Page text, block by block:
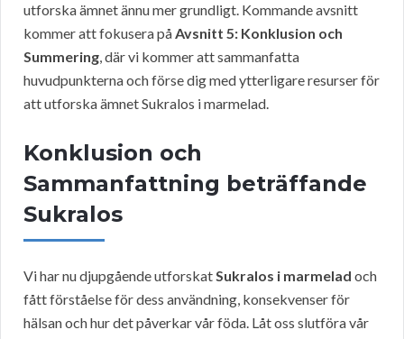
utforska ämnet ännu mer grundligt. Kommande avsnitt
kommer att fokusera påAvsnitt 5: Konklusion och
Summering, där vi kommer att sammanfatta
huvudpunkterna och förse dig med ytterligare resurser för
att utforska ämnet Sukralos i marmelad.
Konklusion och
Sammanfattning beträffande
Sukralos
Vi har nu djupgående utforskatSukralos i marmelad och
fått förståelse för dess användning, konsekvenser för
hälsan och hur det påverkar vår föda. Låt oss slutföra vår